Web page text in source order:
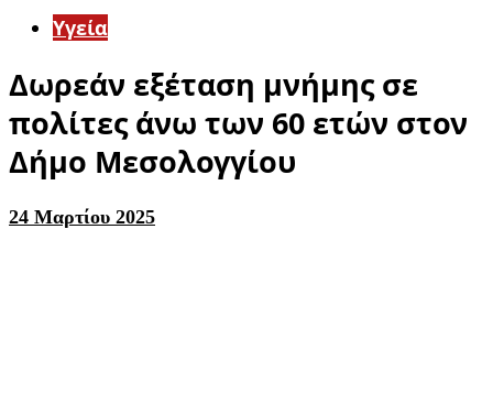
Υγεία
Δωρεάν εξέταση μνήμης σε
πολίτες άνω των 60 ετών στον
Δήμο Μεσολογγίου
24 Μαρτίου 2025